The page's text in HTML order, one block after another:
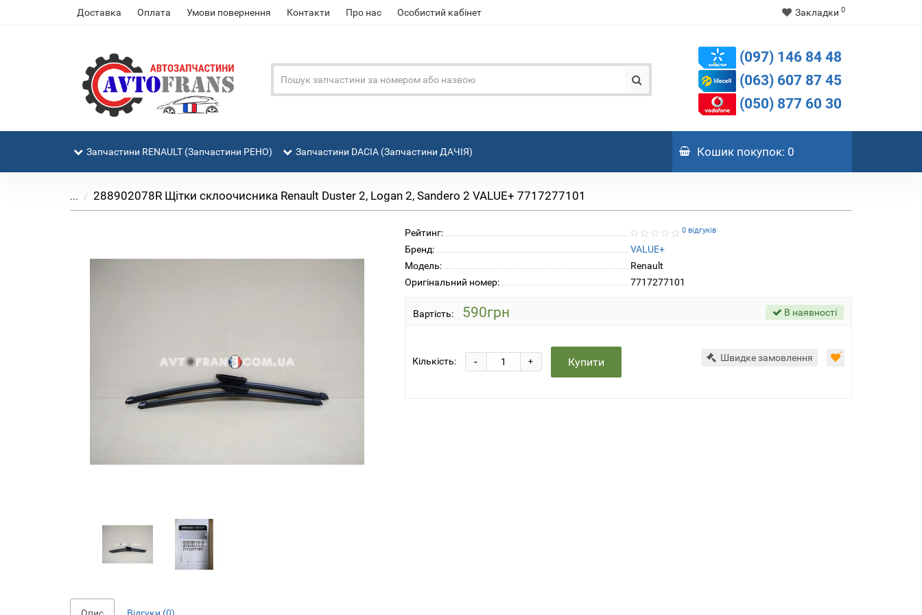
Доставка Оплата Умови повернення Контакти Про нас Особистий кабінет Закладки 0
(097) 146 84 48
(063) 607 87 45
(050) 877 60 30
Запчастини RENAULT (Запчастини РЕНО) Запчастини DACIA (Запчастини ДАЧІЯ) Кошикпокупок: 0
... 288902078R Щітки склоочисника Renault Duster 2, Logan 2, Sandero 2 VALUE+ 7717277101
Рейтинг: 0 відгуків
Бренд:
VALUE+
Модель:
Renault
Оригінальний номер:
7717277101
Вартість: 590грн В наявності
Кількість: +
- Купити Швидке замовлення
Опис Відгуки (0)